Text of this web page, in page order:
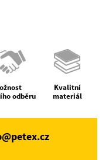
odběru
Kvalitní
materiál